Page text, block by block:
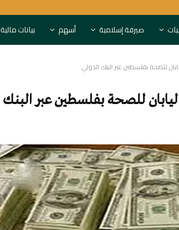
صيرفة إسلامية أسهم بيانات مالية
اليابان للصحة بفلسطين عبر البنك